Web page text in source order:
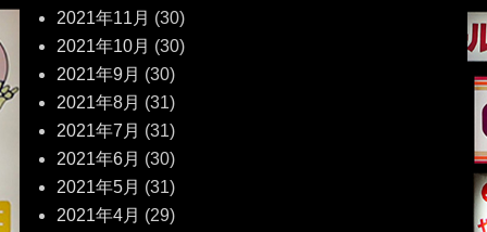
2021年11月 (30)
2021年10月 (30)
2021年9月 (30)
2021年8月 (31)
2021年7月 (31)
2021年6月 (30)
2021年5月 (31)
2021年4月 (29)